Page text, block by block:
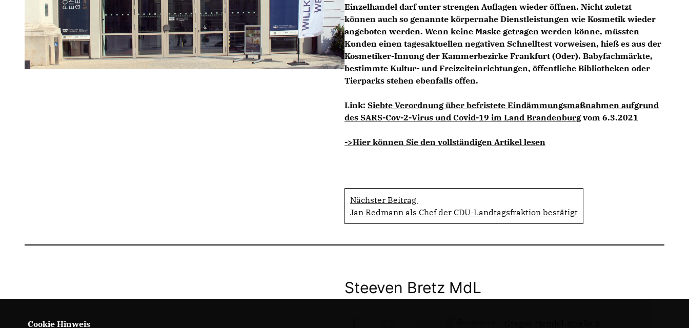
Einzelhandel darf unter strengen Auflagen wieder öffnen. Nicht zuletzt
können auch so genannte körpernahe Dienstleistungen wie Kosmetik wieder
angeboten werden. Wenn keine Maske getragen werden könne, müssten
Kunden einen tagesaktuellen negativen Schnelltest vorweisen, hieß es aus der
Kosmetiker-Innung der Kammerbezirke Frankfurt (Oder). Babyfachmärkte,
bestimmte Kultur- und Freizeiteinrichtungen, öffentliche Bibliotheken oder
Tierparks stehen ebenfalls offen.
Link: Siebte Verordnung über befristete Eindämmungsmaßnahmen aufgrund
des SARS-Cov-2-Virus und Covid-19 im Land Brandenburg vom 6.3.2021
->Hier können Sie den vollständigen Artikel lesen
Nächster Beitrag
Jan Redmann als Chef der CDU-Landtagsfraktion bestätigt
Steeven Bretz MdL
Cookie Hinweis